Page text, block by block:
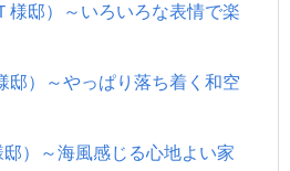
邸）～いろいろな表情で楽
）～やっぱり落ち着く和空
）～海風感じる心地よい家